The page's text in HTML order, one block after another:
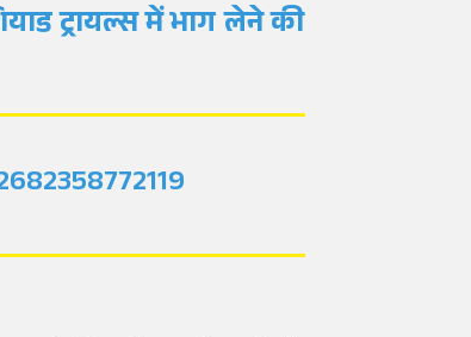
ट्रायल्स में भाग लेने की